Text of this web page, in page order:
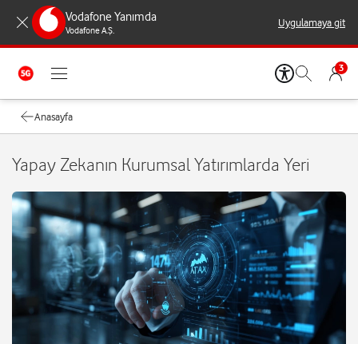
Vodafone Yanımda
Vodafone A.Ş.
Uygulamaya git
3
Anasayfa
Yapay Zekanın Kurumsal Yatırımlarda Yeri